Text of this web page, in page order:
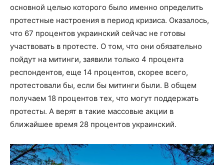
основной целью которого было именно определить
протестные настроения в период кризиса. Оказалось,
что 67 процентов украинский сейчас не готовы
участвовать в протесте. О том, что они обязательно
пойдут на митинги, заявили только 4 процента
респондентов, еще 14 процентов, скорее всего,
протестовали бы, если бы митинги были. В общем
получаем 18 процентов тех, что могут поддержать
протесты. А верят в такие массовые акции в
ближайшее время 28 процентов украинский.